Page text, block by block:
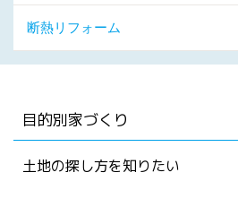
断熱リフォーム
目的別家づくり
土地の探し方を知りたい